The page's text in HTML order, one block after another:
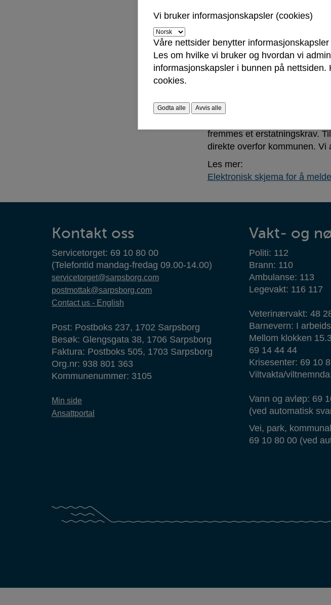
Vi gjør oppmerksom på at det
kommune skal kunne
erstatningsmessig etter
Et erstatningsansvar krever at:
Det finnes et
Forsikringsselskapet ditt vil
fremmes et erstatningskrav.
direkte overfor kommunen. Vi
Les mer:
Elektronisk skjema for å
Kontaktinformasjon
Kontakt oss
Servicetorget: 69 10 80 00
(Telefontid mandag-fredag 09.00-14.00)
servicetorget@sarpsborg.com
postmottak@sarpsborg.com
Contact us - English
Post: Postboks 237, 1702 Sarpsborg
Besøk: Glengsgata 38, 1706 Sarpsborg
Faktura: Postboks 505, 1703 Sarpsborg
Org.nr: 938 801 363
Kommunenummer: 3105
Min side
Ansattportal
Vakt- og
Politi: 112
Brann: 110
Ambulanse: 113
Legevakt: 116 117
Veterinærvakt: 48
Barnevern: I
Mellom klokken
69 14 44 44
Krisesenter: 69 10
Viltvakta/
Vann og avløp: 69
(ved automatisk
Vei, park,
69 10 80 00 (ved
Vi bruker informasjonskapsler (cookies)
Våre nettsider benytter
Les om hvilke vi bruker og hvordan vi
informasjonskapsler i bunnen på
cookies.
Godta alle Avvis alle